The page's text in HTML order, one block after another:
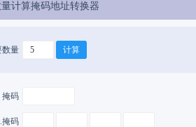
计算掩码地址转换器
数量
掩码
掩码